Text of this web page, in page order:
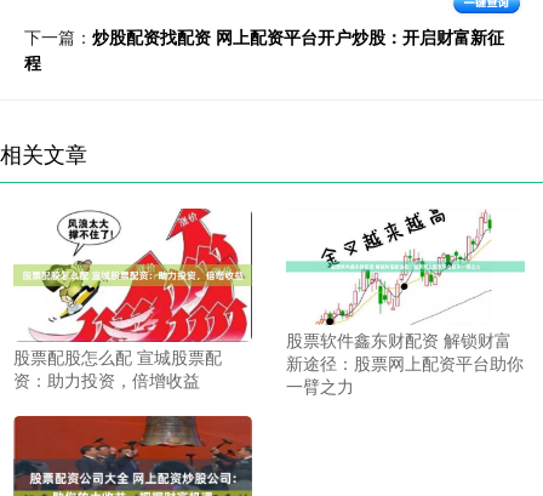
下一篇： 炒股配资找配资 网上配资平台开户炒股：开启财富新征
程
相关文章
股票配股怎么配 宣城股票配
资：助力投资，倍增收益
股票软件鑫东财配资 解锁财富
新途径：股票网上配资平台助你
一臂之力